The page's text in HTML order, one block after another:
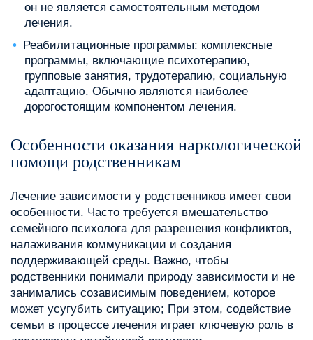
он не является самостоятельным методом
лечения.
Реабилитационные программы: комплексные
программы, включающие психотерапию,
групповые занятия, трудотерапию, социальную
адаптацию. Обычно являются наиболее
дорогостоящим компонентом лечения.
Особенности оказания наркологической
помощи родственникам
Лечение зависимости у родственников имеет свои
особенности. Часто требуется вмешательство
семейного психолога для разрешения конфликтов,
налаживания коммуникации и создания
поддерживающей среды. Важно, чтобы
родственники понимали природу зависимости и не
занимались созависимым поведением, которое
может усугубить ситуацию; При этом, содействие
семьи в процессе лечения играет ключевую роль в